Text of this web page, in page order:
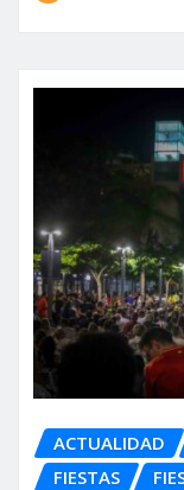
ACTUALIDAD
FIESTAS